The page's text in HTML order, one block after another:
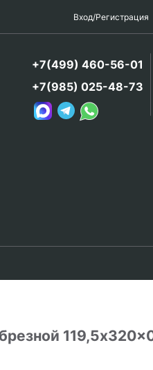
Вход/Регистрация
+7(499) 460-56-01
+7(985) 025-48-73